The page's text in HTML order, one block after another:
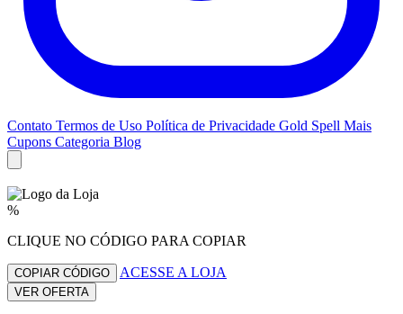
Contato Termos de Uso Política de Privacidade Gold Spell Mais
Cupons Categoria Blog
%
CLIQUE NO CÓDIGO PARA COPIAR
COPIAR CÓDIGO ACESSE A LOJA
VER OFERTA